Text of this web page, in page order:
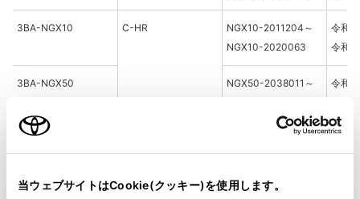
当ウェブサイトはCookie(クッキー)を使用します。
3BA-NGX10 C-HR
NGX10-2011204～
NGX10-2020063
令和
令和
3BA-NGX50
NGX50-2038011～
令和
注意：